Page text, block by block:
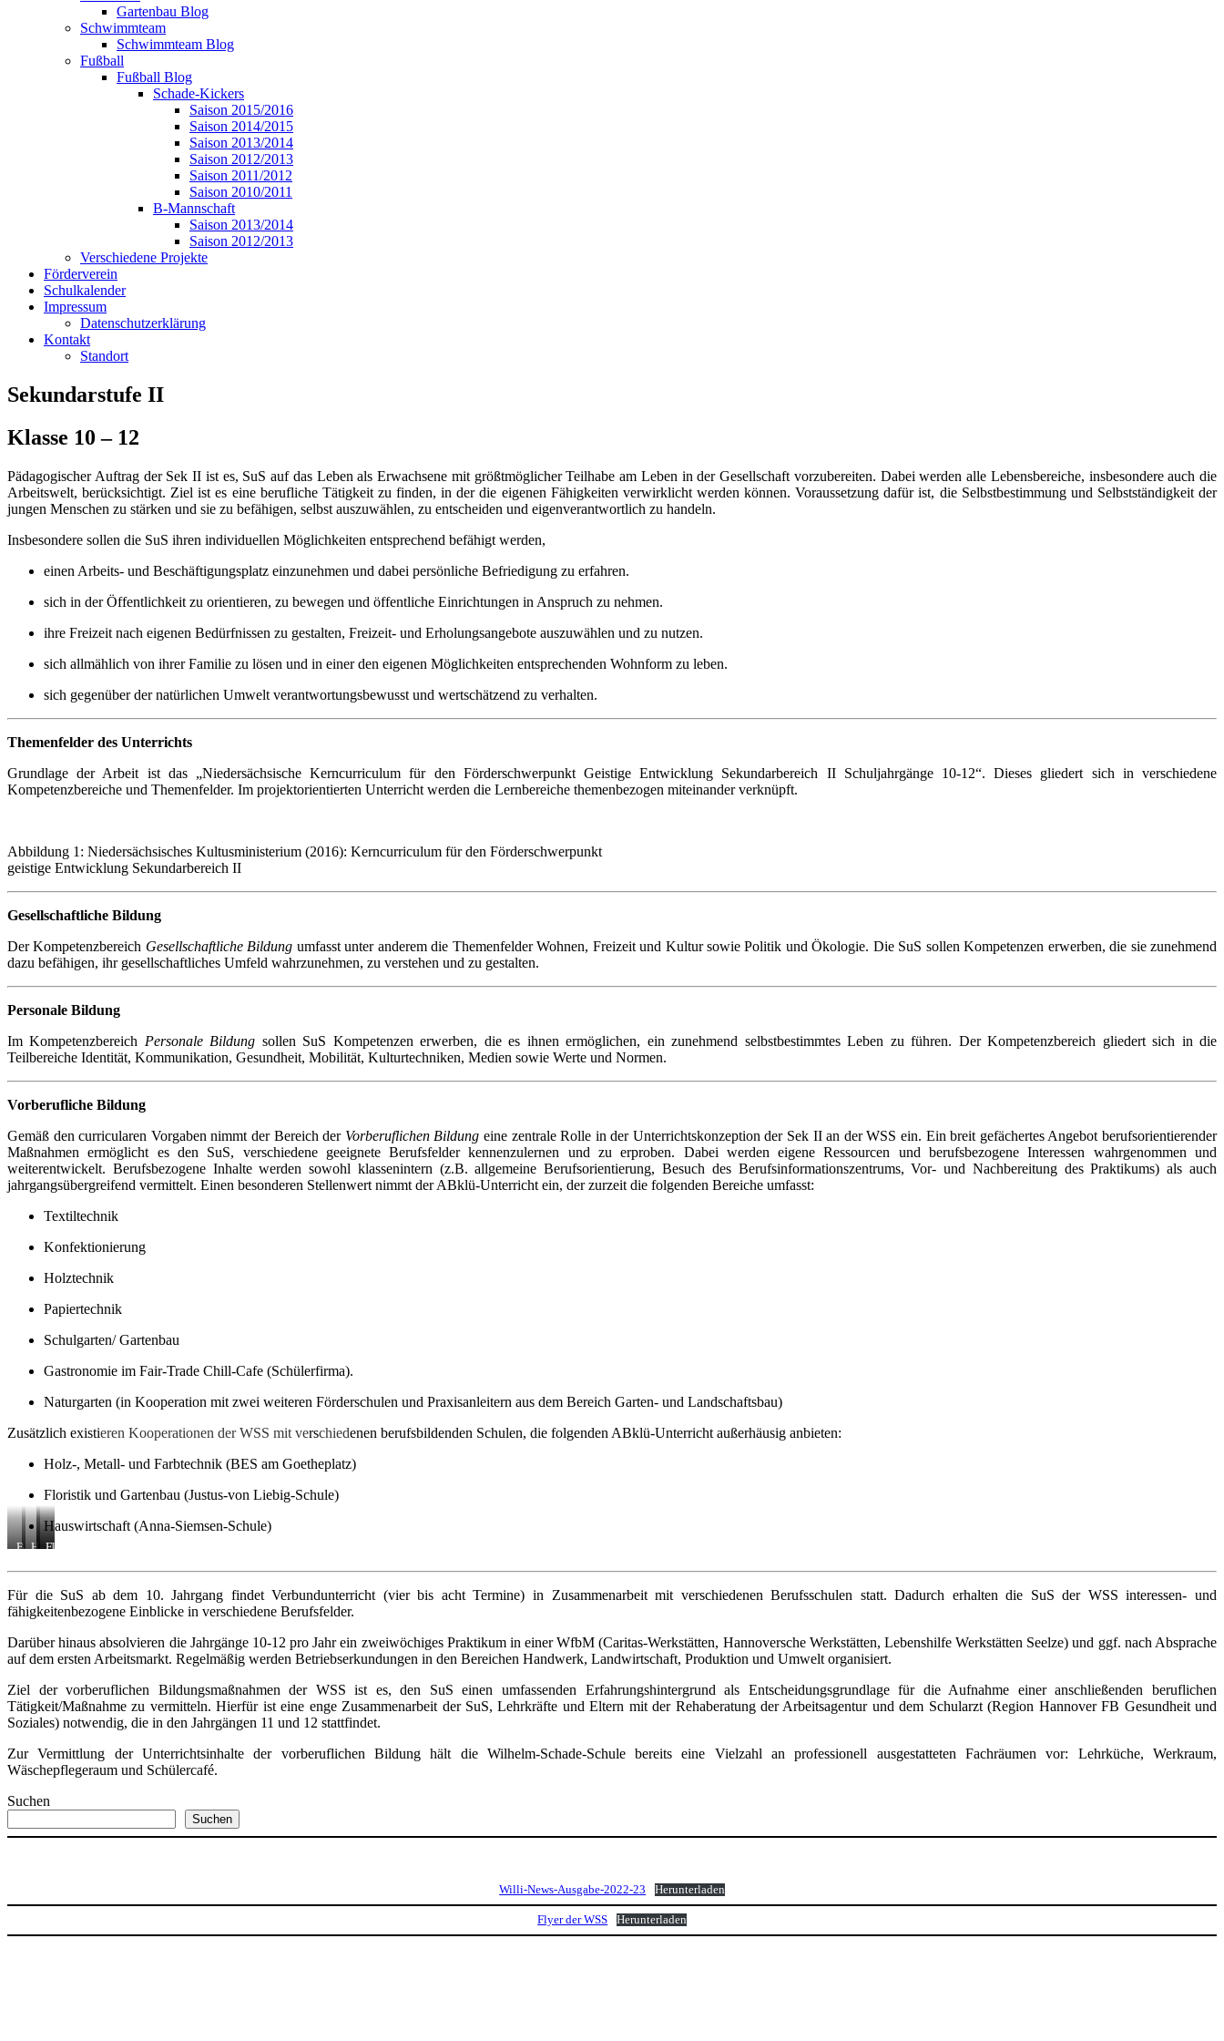
Gartenbau Blog
Schwimmteam
Schwimmteam Blog
Fußball
Fußball Blog
Schade-Kickers
Saison 2015/2016
Saison 2014/2015
Saison 2013/2014
Saison 2012/2013
Saison 2011/2012
Saison 2010/2011
B-Mannschaft
Saison 2013/2014
Saison 2012/2013
Verschiedene Projekte
Förderverein
Schulkalender
Impressum
Datenschutzerklärung
Kontakt
Standort
Sekundarstufe II
Klasse 10 – 12
Pädagogischer Auftrag der Sek II ist es, SuS auf das Leben als Erwachsene mit größtmöglicher Teilhabe am Leben in der Gesellschaft vorzubereiten. Dabei werden alle Lebensbereiche, insbesondere auch die
Arbeitswelt, berücksichtigt. Ziel ist es eine berufliche Tätigkeit zu finden, in der die eigenen Fähigkeiten verwirklicht werden können. Voraussetzung dafür ist, die Selbstbestimmung und Selbstständigkeit der
jungen Menschen zu stärken und sie zu befähigen, selbst auszuwählen, zu entscheiden und eigenverantwortlich zu handeln.
Insbesondere sollen die SuS ihren individuellen Möglichkeiten entsprechend befähigt werden,
einen Arbeits- und Beschäftigungsplatz einzunehmen und dabei persönliche Befriedigung zu erfahren.
sich in der Öffentlichkeit zu orientieren, zu bewegen und öffentliche Einrichtungen in Anspruch zu nehmen.
ihre Freizeit nach eigenen Bedürfnissen zu gestalten, Freizeit- und Erholungsangebote auszuwählen und zu nutzen.
sich allmählich von ihrer Familie zu lösen und in einer den eigenen Möglichkeiten entsprechenden Wohnform zu leben.
sich gegenüber der natürlichen Umwelt verantwortungsbewusst und wertschätzend zu verhalten.
Themenfelder des Unterrichts
Grundlage der Arbeit ist das „Niedersächsische Kerncurriculum für den Förderschwerpunkt Geistige Entwicklung Sekundarbereich II Schuljahrgänge 10-12“. Dieses gliedert sich in verschiedene
Kompetenzbereiche und Themenfelder. Im projektorientierten Unterricht werden die Lernbereiche themenbezogen miteinander verknüpft.
Abbildung 1: Niedersächsisches Kultusministerium (2016): Kerncurriculum für den Förderschwerpunkt
geistige Entwicklung Sekundarbereich II
Gesellschaftliche Bildung
Der Kompetenzbereich Gesellschaftliche Bildung umfasst unter anderem die Themenfelder Wohnen, Freizeit und Kultur sowie Politik und Ökologie. Die SuS sollen Kompetenzen erwerben, die sie zunehmend
dazu befähigen, ihr gesellschaftliches Umfeld wahrzunehmen, zu verstehen und zu gestalten.
Personale Bildung
Im Kompetenzbereich Personale Bildung sollen SuS Kompetenzen erwerben, die es ihnen ermöglichen, ein zunehmend selbstbestimmtes Leben zu führen. Der Kompetenzbereich gliedert sich in die
Teilbereiche Identität, Kommunikation, Gesundheit, Mobilität, Kulturtechniken, Medien sowie Werte und Normen.
Vorberufliche Bildung
Gemäß den curricularen Vorgaben nimmt der Bereich der Vorberuflichen Bildung eine zentrale Rolle in der Unterrichtskonzeption der Sek II an der WSS ein. Ein breit gefächertes Angebot berufsorientierender
Maßnahmen ermöglicht es den SuS, verschiedene geeignete Berufsfelder kennenzulernen und zu erproben. Dabei werden eigene Ressourcen und berufsbezogene Interessen wahrgenommen und
weiterentwickelt. Berufsbezogene Inhalte werden sowohl klassenintern (z.B. allgemeine Berufsorientierung, Besuch des Berufsinformationszentrums, Vor- und Nachbereitung des Praktikums) als auch
jahrgangsübergreifend vermittelt. Einen besonderen Stellenwert nimmt der ABklü-Unterricht ein, der zurzeit die folgenden Bereiche umfasst:
Textiltechnik
Konfektionierung
Holztechnik
Papiertechnik
Schulgarten/ Gartenbau
Gastronomie im Fair-Trade Chill-Cafe (Schülerfirma).
Naturgarten (in Kooperation mit zwei weiteren Förderschulen und Praxisanleitern aus dem Bereich Garten- und Landschaftsbau)
Zusätzlich existieren Kooperationen der WSS mit verschiedenen berufsbildenden Schulen, die folgenden ABklü-Unterricht außerhäusig anbieten:
Holz-, Metall- und Farbtechnik (BES am Goetheplatz)
Floristik und Gartenbau (Justus-von Liebig-Schule)
Hauswirtschaft (Anna-Siemsen-Schule)
Bautechnik
Hauswirtschaft
Holztechnik
Floristik
Für die SuS ab dem 10. Jahrgang findet Verbundunterricht (vier bis acht Termine) in Zusammenarbeit mit verschiedenen Berufsschulen statt. Dadurch erhalten die SuS der WSS interessen- und
fähigkeitenbezogene Einblicke in verschiedene Berufsfelder.
Darüber hinaus absolvieren die Jahrgänge 10-12 pro Jahr ein zweiwöchiges Praktikum in einer WfbM (Caritas-Werkstätten, Hannoversche Werkstätten, Lebenshilfe Werkstätten Seelze) und ggf. nach Absprache
auf dem ersten Arbeitsmarkt. Regelmäßig werden Betriebserkundungen in den Bereichen Handwerk, Landwirtschaft, Produktion und Umwelt organisiert.
Ziel der vorberuflichen Bildungsmaßnahmen der WSS ist es, den SuS einen umfassenden Erfahrungshintergrund als Entscheidungsgrundlage für die Aufnahme einer anschließenden beruflichen
Tätigkeit/Maßnahme zu vermitteln. Hierfür ist eine enge Zusammenarbeit der SuS, Lehrkräfte und Eltern mit der Rehaberatung der Arbeitsagentur und dem Schularzt (Region Hannover FB Gesundheit und
Soziales) notwendig, die in den Jahrgängen 11 und 12 stattfindet.
Zur Vermittlung der Unterrichtsinhalte der vorberuflichen Bildung hält die Wilhelm-Schade-Schule bereits eine Vielzahl an professionell ausgestatteten Fachräumen vor: Lehrküche, Werkraum,
Wäschepflegeraum und Schülercafé.
Suchen
Suchen
Willi-News-Ausgabe-2022-23 Herunterladen
Flyer der WSS Herunterladen